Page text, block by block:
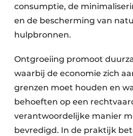
consumptie, de
en de bescherming van
hulpbronnen.
Ontgroeiing promoot
waarbij de economie zich
grenzen moet houden en
behoeften op een
verantwoordelijke manier
bevredigd. In de praktijk